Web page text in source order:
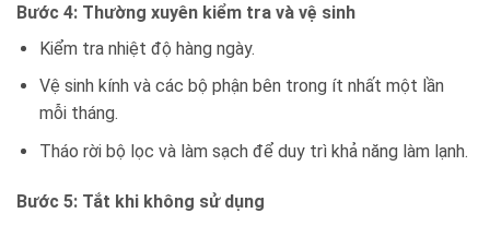
Bước 4: Thường xuyên kiểm tra và vệ sinh
Kiểm tra nhiệt độ hàng ngày.
Vệ sinh kính và các bộ phận bên trong ít nhất một lần
mỗi tháng.
Tháo rời bộ lọc và làm sạch để duy trì khả năng làm lạnh.
Bước 5: Tắt khi không sử dụng